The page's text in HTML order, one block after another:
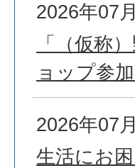
2026年07
「（仮称
ョップ参
2026年07
生活にお